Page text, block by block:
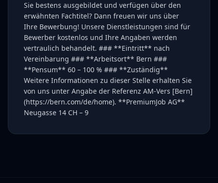
Sie bestens ausgebildet und verfügen über den
erwähnten Fachtitel? Dann freuen wir uns über
Ihre Bewerbung! Unsere Dienstleistungen sind für
Bewerber kostenlos und Ihre Angaben werden
vertraulich behandelt. ### **Eintritt** nach
Vereinbarung ### **Arbeitsort** Bern ###
**Pensum** 60 – 100 % ### **Zuständig**
Weitere Informationen zu dieser Stelle erhalten Sie
von uns unter Angabe der Referenz AM-Vers [Bern]
(https://bern.com/de/home). **PremiumJob AG**
Neugasse 14 CH – 9